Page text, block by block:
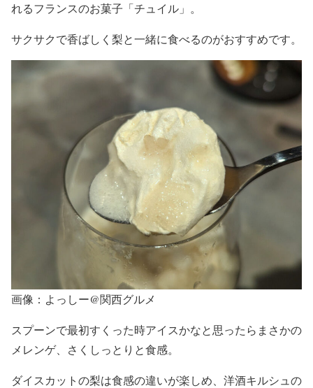
れるフランスのお菓子「チュイル」。
サクサクで香ばしく梨と一緒に食べるのがおすすめです。
画像：よっしー@関西グルメ
スプーンで最初すくった時アイスかなと思ったらまさかの
メレンゲ、さくしっとりと食感。
ダイスカットの梨は食感の違いが楽しめ、洋酒キルシュの